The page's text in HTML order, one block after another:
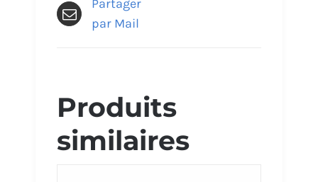
Partager
par Mail
Produits
similaires